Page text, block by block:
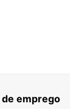
emprego